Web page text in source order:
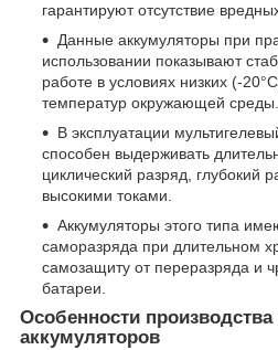
гарантируют отсутствие
Данные аккумуляторы при
использовании показывают
работе в условиях низких (-
температур окружающей среды.
В эксплуатации
способен выдерживать
циклический разряд, глубокий
высокими токами.
Аккумуляторы этого типа
саморазряда при длительном
самозащиту от переразряда и
батареи.
Особенности
аккумуляторов